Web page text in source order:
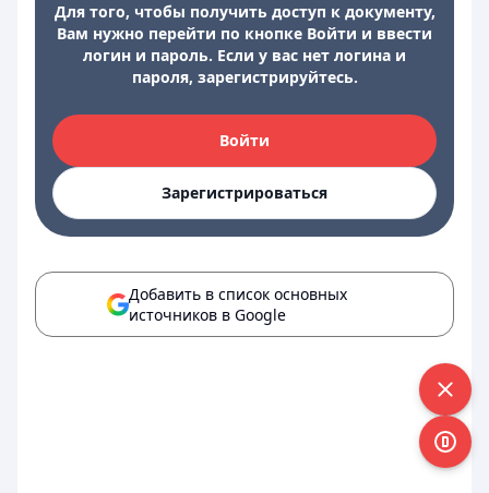
Для того, чтобы получить доступ к документу,
Вам нужно перейти по кнопке Войти и ввести
логин и пароль. Если у вас нет логина и
пароля, зарегистрируйтесь.
Войти
Зарегистрироваться
Добавить в список основных
источников в Google